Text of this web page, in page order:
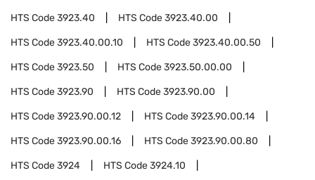
HTS Code3923.40 HTS Code3923.40.00
HTS Code3923.40.00.10 HTS Code3923.40.00.50
HTS Code3923.50 HTS Code3923.50.00.00
HTS Code3923.90 HTS Code3923.90.00
HTS Code3923.90.00.12 HTS Code3923.90.00.14
HTS Code3923.90.00.16 HTS Code3923.90.00.80
HTS Code3924 HTS Code3924.10